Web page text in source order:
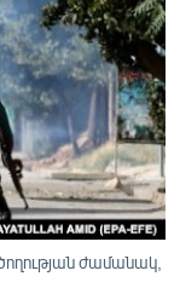
ժամանակ,